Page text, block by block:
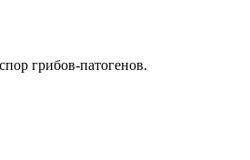
грибов-патогенов.